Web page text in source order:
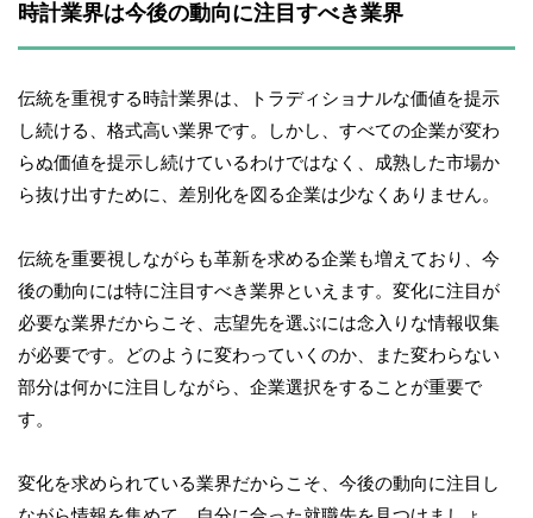
時計業界は今後の動向に注目すべき業界
伝統を重視する時計業界は、トラディショナルな価値を提示
し続ける、格式高い業界です。しかし、すべての企業が変わ
らぬ価値を提示し続けているわけではなく、成熟した市場か
ら抜け出すために、差別化を図る企業は少なくありません。
伝統を重要視しながらも革新を求める企業も増えており、今
後の動向には特に注目すべき業界といえます。変化に注目が
必要な業界だからこそ、志望先を選ぶには念入りな情報収集
が必要です。どのように変わっていくのか、また変わらない
部分は何かに注目しながら、企業選択をすることが重要で
す。
変化を求められている業界だからこそ、今後の動向に注目し